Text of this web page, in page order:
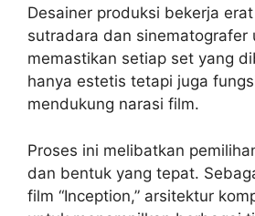
Desainer produksi bekerja
sutradara dan sinematografer
memastikan setiap set yang
hanya estetis tetapi juga
mendukung narasi film.
Proses ini melibatkan
dan bentuk yang tepat.
film “Inception,” arsitektur